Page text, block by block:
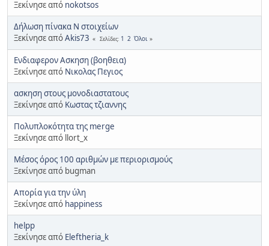
Ξεκίνησε από nokotsos
Δήλωση πίνακα Ν στοιχείων
Ξεκίνησε απόAkis73 Σελίδες 1 2 Όλοι
Ενδιαφερον Ασκηση (βοηθεια)
Ξεκίνησε από Νικολας Πεγιος
ασκηση στους μονοδιαστατους
Ξεκίνησε από Κωστας τζιαννης
Πολυπλοκότητα της merge
Ξεκίνησε από llort_x
Μέσος όρος 100 αριθμών με περιορισμούς
Ξεκίνησε από bugman
Απορία για την ύλη
Ξεκίνησε από happiness
helpp
Ξεκίνησε από Eleftheria_k